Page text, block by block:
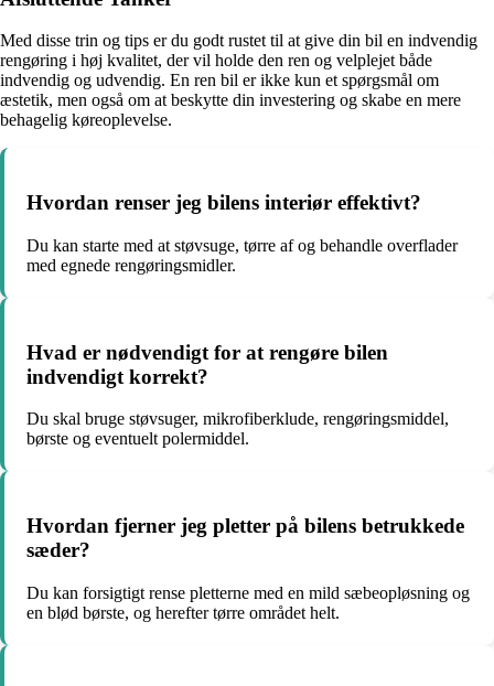
Med disse trin og tips er du godt rustet til at give din bil en indvendig
rengøring i høj kvalitet, der vil holde den ren og velplejet både
indvendig og udvendig. En ren bil er ikke kun et spørgsmål om
æstetik, men også om at beskytte din investering og skabe en mere
behagelig køreoplevelse.
Hvordan renser jeg bilens interiør effektivt?
Du kan starte med at støvsuge, tørre af og behandle overflader
med egnede rengøringsmidler.
Hvad er nødvendigt for at rengøre bilen
indvendigt korrekt?
Du skal bruge støvsuger, mikrofiberklude, rengøringsmiddel,
børste og eventuelt polermiddel.
Hvordan fjerner jeg pletter på bilens betrukkede
sæder?
Du kan forsigtigt rense pletterne med en mild sæbeopløsning og
en blød børste, og herefter tørre området helt.